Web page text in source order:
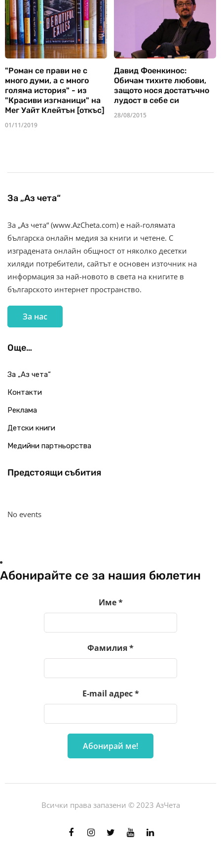
"Роман се прави не с
много думи, а с много
голяма история" - из
"Красиви изгнаници" на
Мег Уайт Клейтън [откъс]
01/11/2019
Давид Фоенкинос:
Обичам тихите любови,
защото нося достатъчно
лудост в себе си
28/08/2015
За „Аз чета“
За „Аз чета“ (www.AzCheta.com) е най-голямата
българска онлайн медия за книги и четене. С
изградената онлайн общност от няколко десетки
хиляди потребители, сайтът е основен източник на
информация за най-новото в света на книгите в
българското интернет пространство.
За нас
Още…
За „Аз чета“
Контакти
Реклама
Детски книги
Медийни партньорства
Предстоящи събития
No events
Абонирайте се за нашия бюлетин
Име*
Фамилия*
E-mail адрес*
Всички права запазени © 2023 АзЧета